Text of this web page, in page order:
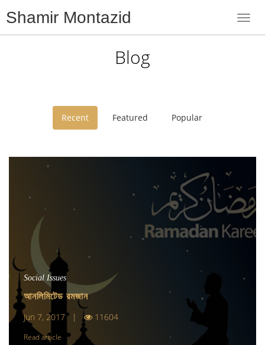
Shamir Montazid
Blog
Recent Featured Popular
Social Issues
আনলিমিটেড রমজান
Jun 7, 2017 | 11604
Read article